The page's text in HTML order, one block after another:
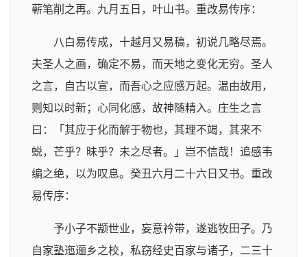
蕲笔削之再。九月五日，叶山书。重改易传序：
八白易传成，十越月又易稿，初说几略尽焉。
夫圣人之画，确定不易，而天地之变化无穷。圣人
之言，自古以宣，而吾心之应感万起。温由故用，
则知以时新；心同化感，故神随精入。庄生之言
曰：「其应于化而解于物也，其理不竭，其来不
蜕，芒乎？昧乎？未之尽者。」岂不信哉！追感韦
编之绝，以为叹息。癸丑六月二十六日又书。重改
易传序：
予小子不颛世业，妄意衿带，遂逃牧田子。乃
自家塾迤逦乡之校，私窃经史百家与诸子，二三十